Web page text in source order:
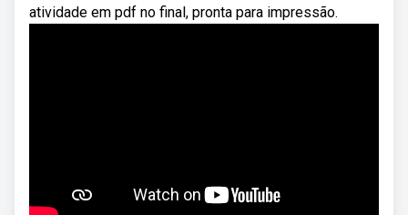
atividade em pdf no final, pronta para impressão.